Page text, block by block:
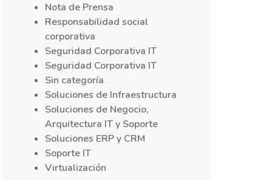
Nota de Prensa
Responsabilidad social
corporativa
Seguridad Corporativa IT
Seguridad Corporativa IT
Sin categoría
Soluciones de Infraestructura
Soluciones de Negocio,
Arquitectura IT y Soporte
Soluciones ERP y CRM
Soporte IT
Virtualización